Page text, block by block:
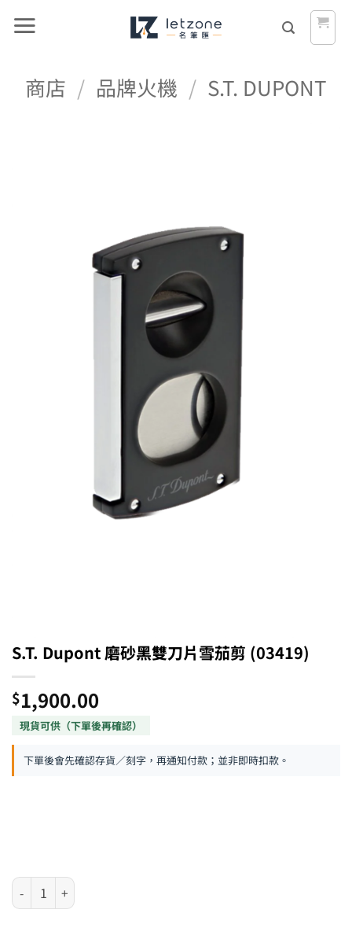
商店 / 品牌火機 / S.T. DUPONT
S.T. Dupont 磨砂黑雙刀片雪茄剪 (03419)
$1,900.00
下單後會先確認存貨／刻字，再通知付款；並非即時扣款。
S.T. Dupont 磨砂黑雙刀片雪茄剪 (03419) 數量